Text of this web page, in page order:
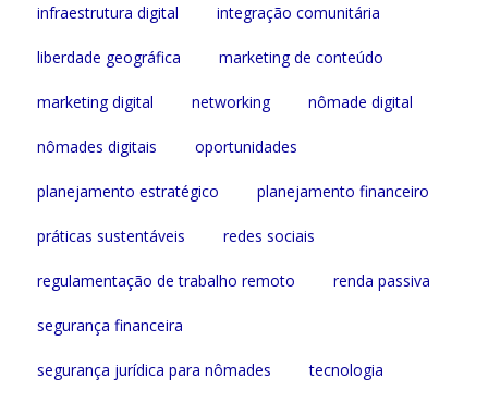
infraestrutura digital integração comunitária
liberdade geográfica marketing de conteúdo
marketing digital networking nômade digital
nômades digitais oportunidades
planejamento estratégico planejamento financeiro
práticas sustentáveis redes sociais
regulamentação de trabalho remoto renda passiva
segurança financeira
segurança jurídica para nômades tecnologia